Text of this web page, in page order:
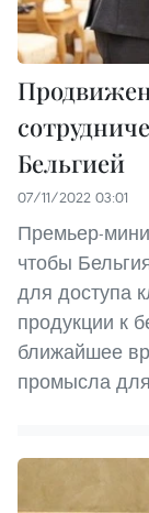
Бельгией
07/11/2022 03:01
Премьер-
чтобы
для доступа
продукции к
ближайшее
промысла